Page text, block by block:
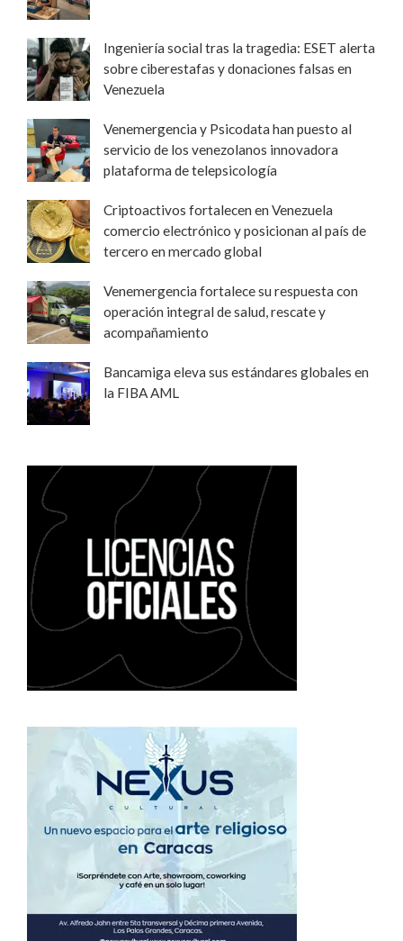
Ingeniería social tras la tragedia: ESET alerta
sobre ciberestafas y donaciones falsas en
Venezuela
Venemergencia y Psicodata han puesto al
servicio de los venezolanos innovadora
plataforma de telepsicología
Criptoactivos fortalecen en Venezuela
comercio electrónico y posicionan al país de
tercero en mercado global
Venemergencia fortalece su respuesta con
operación integral de salud, rescate y
acompañamiento
Bancamiga eleva sus estándares globales en
la FIBA AML